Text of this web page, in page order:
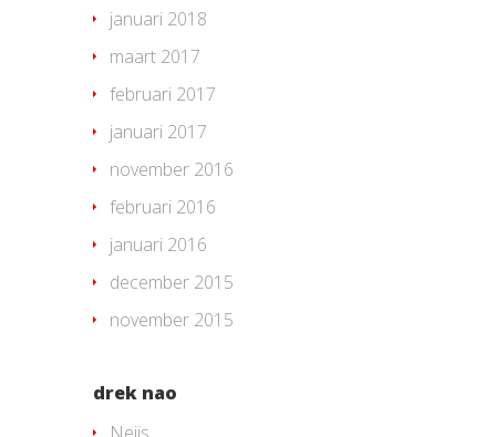
januari 2018
maart 2017
februari 2017
januari 2017
november 2016
februari 2016
januari 2016
december 2015
november 2015
drek nao